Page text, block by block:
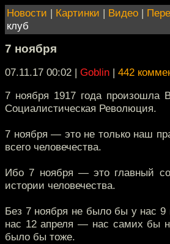
Новости | Картинки | Видео |
клуб
7 ноября
07.11.17 00:02 | Goblin | 442
7 ноября 1917 года произошла
Социалистическая Революция.
7 ноября — это не только наш
всего человечества.
Ибо 7 ноября — это главный
истории человечества.
Без 7 ноября не было бы у нас
нас 12 апреля — нас самих бы
было бы тоже.